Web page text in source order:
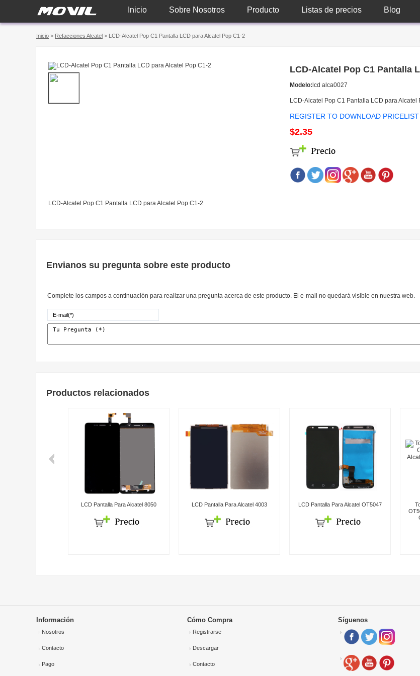
Inicio Sobre Nosotros Producto Listas de precios Blog
Inicio > Refacciones Alcatel > LCD-Alcatel Pop C1 Pantalla LCD para Alcatel Pop C1-2
LCD-Alcatel Pop C1 Pantalla
Modelo: lcd alca0027
LCD-Alcatel Pop C1 Pantalla LCD para Alcatel
REGISTER TO DOWNLOAD PRICELIST
$2.35
LCD-Alcatel Pop C1 Pantalla LCD para Alcatel Pop C1-2
Envianos su pregunta sobre este producto
Complete los campos a continuación para realizar una pregunta acerca de este producto. El e-mail no quedará visible en nuestra web.
Productos relacionados
LCD Pantalla Para Alcatel 8050 LCD Pantalla Para Alcatel 4003 LCD Pantalla Para Alcatel OT5047
Información
Nosotros
Contacto
Pago
Cómo Compra
Registrarse
Descargar
Contacto
Síguenos